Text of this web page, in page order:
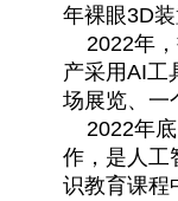
年裸眼3D
2022年，
产采用AI工
场展览、一
2022年
作，是人工
识教育课程